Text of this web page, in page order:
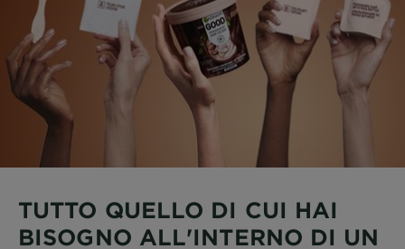
TUTTO QUELLO DI CUI HAI
BISOGNO ALL'INTERNO DI UN